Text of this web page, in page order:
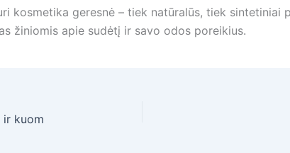
kosmetika geresnė – tiek natūralūs, tiek
žiniomis apie sudėtį ir savo odos poreikius.
ir kuom